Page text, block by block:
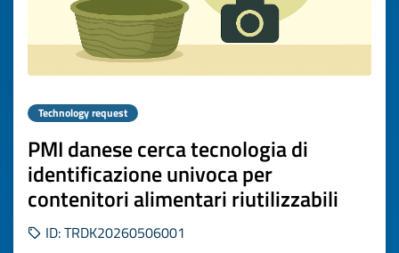
Technology request
PMI danese cerca tecnologia di
identificazione univoca per
contenitori alimentari riutilizzabili
ID: TRDK20260506001